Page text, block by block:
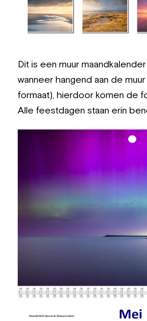
Dit is een muur
wanneer hangend aan de
formaat), hierdoor komen de
Alle feestdagen staan erin